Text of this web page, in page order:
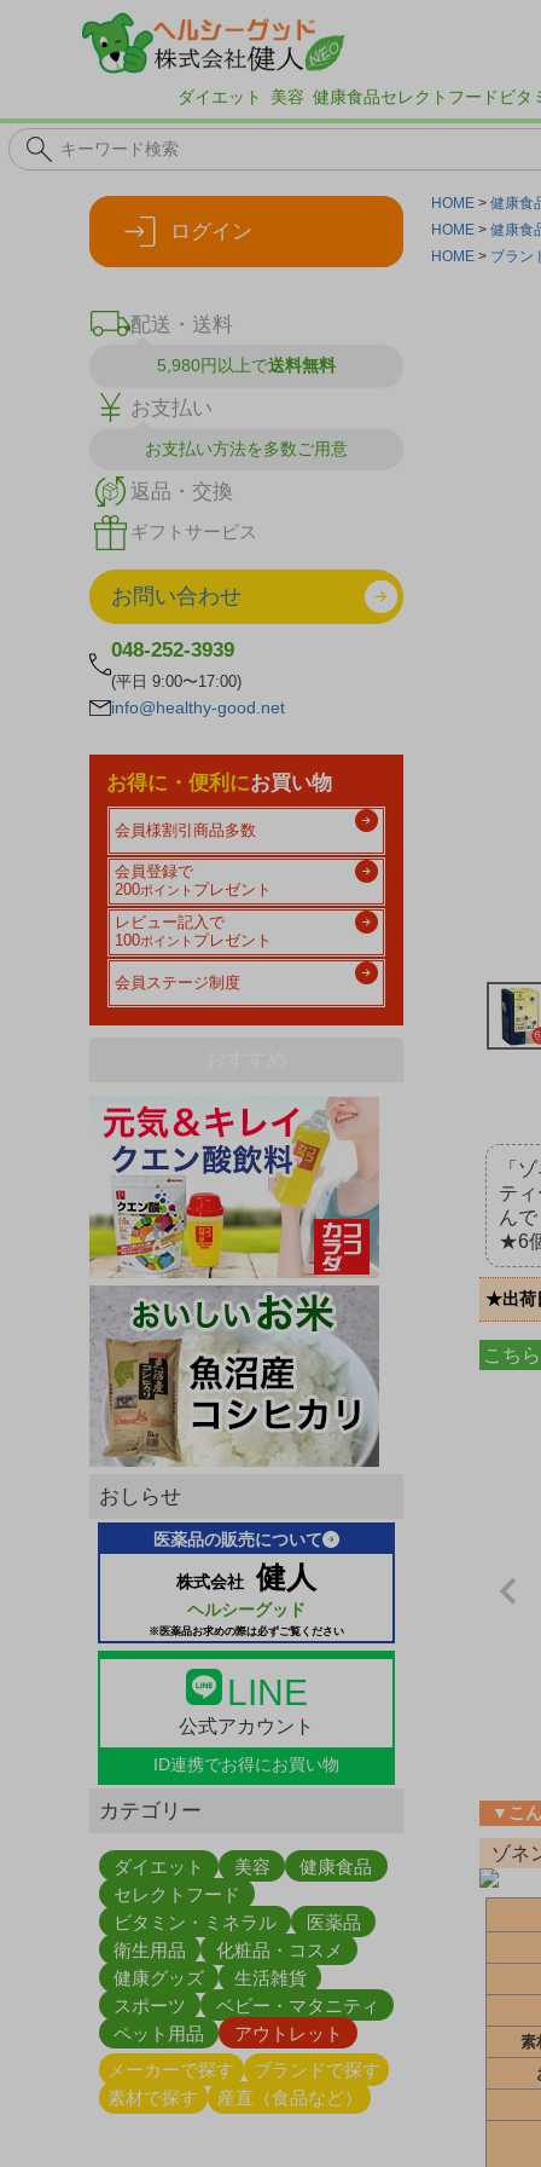
ダイエット 美容 健康食品セレクトフード ビタ
ログイン
配送・送料
5,980円以上で送料無料
お支払い
お支払い方法を多数ご用意
返品・交換
ギフトサービス
お問い合わせ
048-252-3939
(平日 9:00〜17:00)
info@healthy-good.net
お得に・便利にお買い物
会員様割引商品多数
会員登録で
200ポイント プレゼント
レビュー記入で
100ポイント プレゼント
会員ステージ制度
おしらせ
医薬品の販売について
株式会社 健人
ヘルシーグッド
※医薬品お求めの際は必ずご覧ください
LINE
公式アカウント
ID連携でお得にお買い物
カテゴリー
ダイエット 美容
健康食品
セレクトフード
ビタミン・ミネラル
医薬品
衛生用品
化粧品・コスメ
健康グッズ
生活雑貨
スポーツ
ベビー・マタニティ
ペット用品
アウトレット
メーカーで探す
ブランドで探す
素材で探す
産直（食品など）
HOME
健康食
HOME
健康食
HOME
ブラン
「
テ
ん
★6
★出荷
こち
▼こ
ゾネ
素